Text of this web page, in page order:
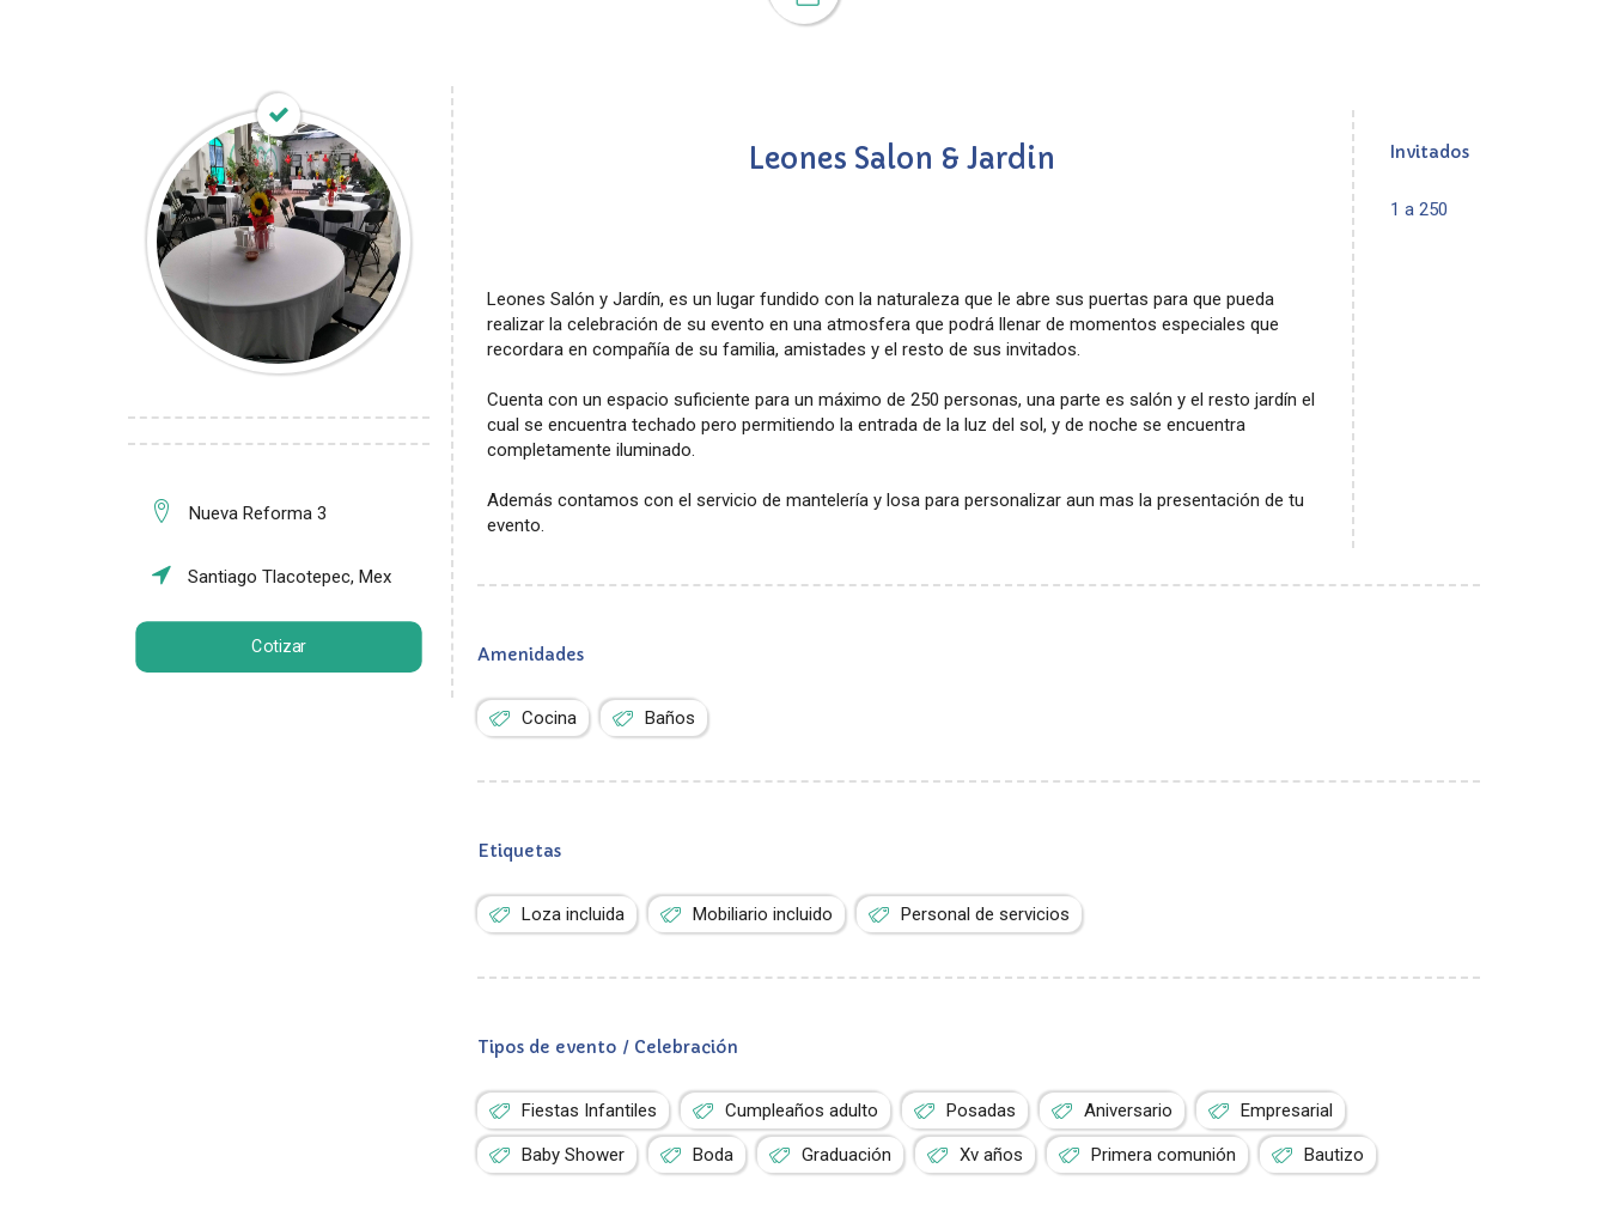
Nueva Reforma 3
Santiago Tlacotepec, Mex
Cotizar
Leones Salon & Jardin
Leones Salón y Jardín, es un lugar fundido con la naturaleza que le abre sus puertas para que pueda
realizar la celebración de su evento en una atmosfera que podrá llenar de momentos especiales que
recordara en compañía de su familia, amistades y el resto de sus invitados.
Cuenta con un espacio suficiente para un máximo de 250 personas, una parte es salón y el resto jardín el
cual se encuentra techado pero permitiendo la entrada de la luz del sol, y de noche se encuentra
completamente iluminado.
Además contamos con el servicio de mantelería y losa para personalizar aun mas la presentación de tu
evento.
Invitados
1 a 250
Amenidades
Cocina Baños
Etiquetas
Loza incluida Mobiliario incluido Personal de servicios
Tipos de evento / Celebración
Fiestas Infantiles Cumpleaños adulto Posadas Aniversario Empresarial
Baby Shower Boda Graduación Xv años Primera comunión Bautizo